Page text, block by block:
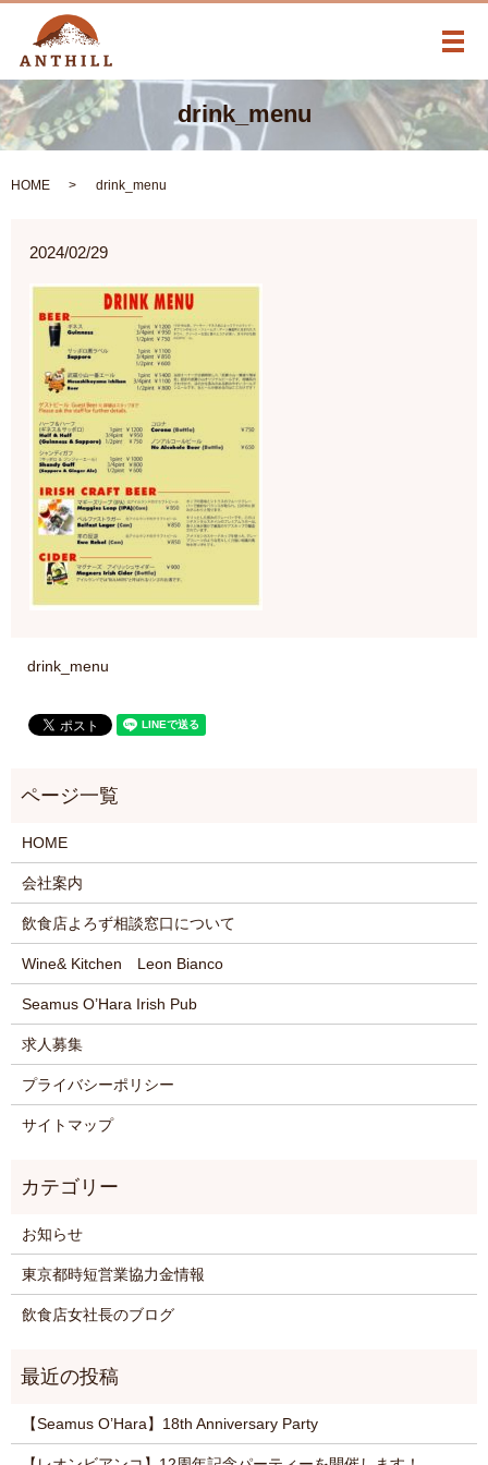
メ
drink_menu
HOME drink_menu
2024/02/29
drink_menu
HOME
会社案内
飲食店よろず相談窓口について
Wine& Kitchen Leon Bianco
Seamus O’Hara Irish Pub
求人募集
プライバシーポリシー
サイトマップ
お知らせ
東京都時短営業協力金情報
飲食店女社長のブログ
【Seamus O’Hara】18th Anniversary Party